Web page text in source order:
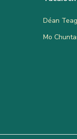
Déan
Mo